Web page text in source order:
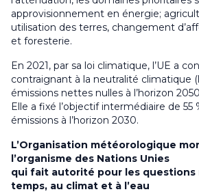
approvisionnement en énergie;
utilisation des terres, changement
et foresterie.
En 2021, par sa loi climatique, l’UE a
contraignant à la neutralité climatique
émissions nettes nulles à l’horizon
Elle a fixé l’objectif intermédiaire de
émissions à l’horizon 2030.
L’Organisation météorologique
l’organisme des Nations Unies
qui fait autorité pour les questions
temps, au climat et à l’eau